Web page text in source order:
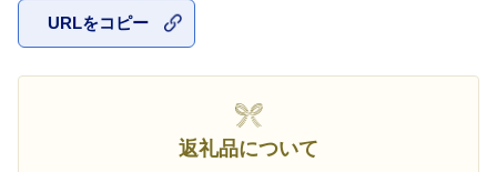
URLをコピー
返礼品について